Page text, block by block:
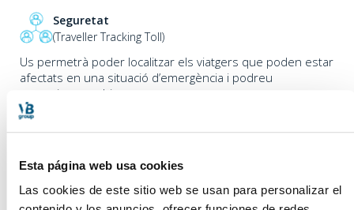
Esta página web usa cookies
Las cookies de este sitio web se usan para personalizar el
Seguretat
(Traveller Tracking Toll)
Us permetrà poder localitzar els viatgers que poden estar
afectats en una situació d’emergència i podreu
comunicar-vos-hi.
Igual que soﬁsticats ACD’s. Dissenyat per poder saber en
temps real quines són les tendències en les peticions